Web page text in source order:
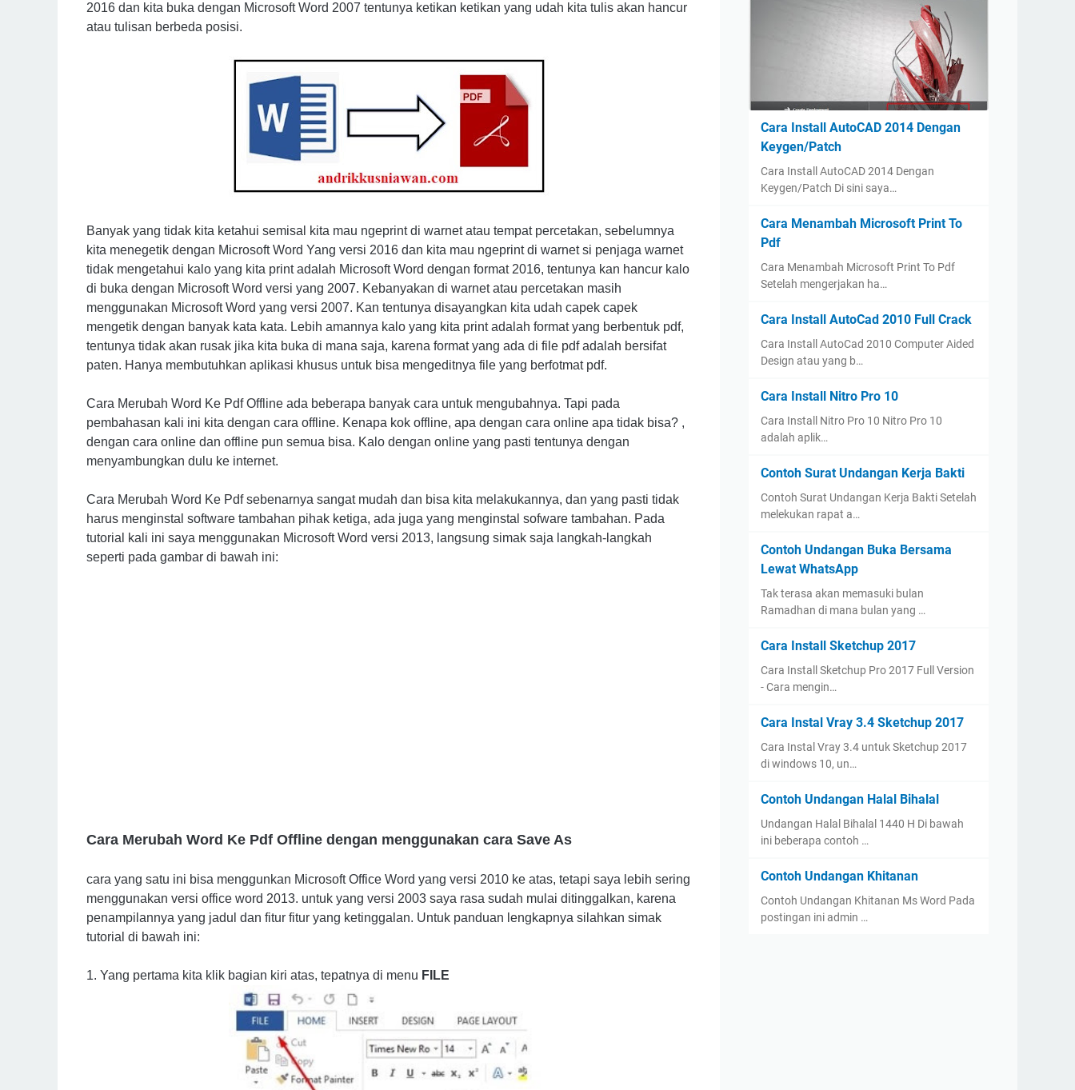
2016 dan kita buka dengan Microsoft Word 2007 tentunya ketikan ketikan yang udah kita tulis akan hancur
atau tulisan berbeda posisi.
Banyak yang tidak kita ketahui semisal kita mau ngeprint di warnet atau tempat percetakan, sebelumnya
kita menegetik dengan Microsoft Word Yang versi 2016 dan kita mau ngeprint di warnet si penjaga warnet
tidak mengetahui kalo yang kita print adalah Microsoft Word dengan format 2016, tentunya kan hancur kalo
di buka dengan Microsoft Word versi yang 2007. Kebanyakan di warnet atau percetakan masih
menggunakan Microsoft Word yang versi 2007. Kan tentunya disayangkan kita udah capek capek
mengetik dengan banyak kata kata. Lebih amannya kalo yang kita print adalah format yang berbentuk pdf,
tentunya tidak akan rusak jika kita buka di mana saja, karena format yang ada di file pdf adalah bersifat
paten. Hanya membutuhkan aplikasi khusus untuk bisa mengeditnya file yang berfotmat pdf.
Cara Merubah Word Ke Pdf Offline ada beberapa banyak cara untuk mengubahnya. Tapi pada
pembahasan kali ini kita dengan cara offline. Kenapa kok offline, apa dengan cara online apa tidak bisa? ,
dengan cara online dan offline pun semua bisa. Kalo dengan online yang pasti tentunya dengan
menyambungkan dulu ke internet.
Cara Merubah Word Ke Pdf sebenarnya sangat mudah dan bisa kita melakukannya, dan yang pasti tidak
harus menginstal software tambahan pihak ketiga, ada juga yang menginstal sofware tambahan. Pada
tutorial kali ini saya menggunakan Microsoft Word versi 2013, langsung simak saja langkah-langkah
seperti pada gambar di bawah ini:
Cara Merubah Word Ke Pdf Offline dengan menggunakan cara Save As
cara yang satu ini bisa menggunkan Microsoft Office Word yang versi 2010 ke atas, tetapi saya lebih sering
menggunakan versi office word 2013. untuk yang versi 2003 saya rasa sudah mulai ditinggalkan, karena
penampilannya yang jadul dan fitur fitur yang ketinggalan. Untuk panduan lengkapnya silahkan simak
tutorial di bawah ini:
1. Yang pertama kita klik bagian kiri atas, tepatnya di menu FILE
Cara Install AutoCAD 2014 Dengan
Keygen/Patch
Cara Install AutoCAD 2014 Dengan
Keygen/Patch Di sini saya…
Cara Menambah Microsoft Print To
Pdf
Cara Menambah Microsoft Print To Pdf
Setelah mengerjakan ha…
Cara Install AutoCad 2010 Full Crack
Cara Install AutoCad 2010 Computer Aided
Design atau yang b…
Cara Install Nitro Pro 10
Cara Install Nitro Pro 10 Nitro Pro 10
adalah aplik…
Contoh Surat Undangan Kerja Bakti
Contoh Surat Undangan Kerja Bakti Setelah
melekukan rapat a…
Contoh Undangan Buka Bersama
Lewat WhatsApp
Tak terasa akan memasuki bulan
Ramadhan di mana bulan yang …
Cara Install Sketchup 2017
Cara Install Sketchup Pro 2017 Full Version
- Cara mengin…
Cara Instal Vray 3.4 Sketchup 2017
Cara Instal Vray 3.4 untuk Sketchup 2017
di windows 10, un…
Contoh Undangan Halal Bihalal
Undangan Halal Bihalal 1440 H Di bawah
ini beberapa contoh …
Contoh Undangan Khitanan
Contoh Undangan Khitanan Ms Word Pada
postingan ini admin …